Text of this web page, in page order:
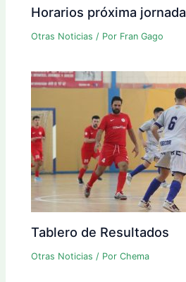
Horarios próxima jornada
Otras Noticias / Por Fran Gago
Tablero de Resultados
Otras Noticias / PorChema